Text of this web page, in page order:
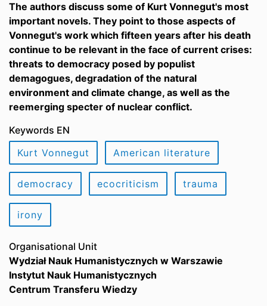
The authors discuss some of Kurt Vonnegut's most
important novels. They point to those aspects of
Vonnegut's work which fifteen years after his death
continue to be relevant in the face of current crises:
threats to democracy posed by populist
demagogues, degradation of the natural
environment and climate change, as well as the
reemerging specter of nuclear conflict.
Keywords EN
Kurt Vonnegut
American literature
democracy ecocriticism trauma
irony
Organisational Unit
Wydział Nauk Humanistycznych w Warszawie
Instytut Nauk Humanistycznych
Centrum Transferu Wiedzy